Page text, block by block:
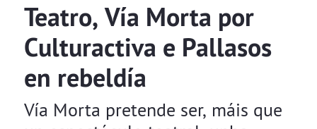
Teatro, Vía Morta por
Culturactiva e Pallasos
en rebeldía
Vía Morta pretende ser, máis que